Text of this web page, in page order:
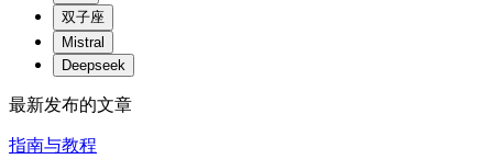
双子座
Mistral
Deepseek
最新发布的文章
指南与教程